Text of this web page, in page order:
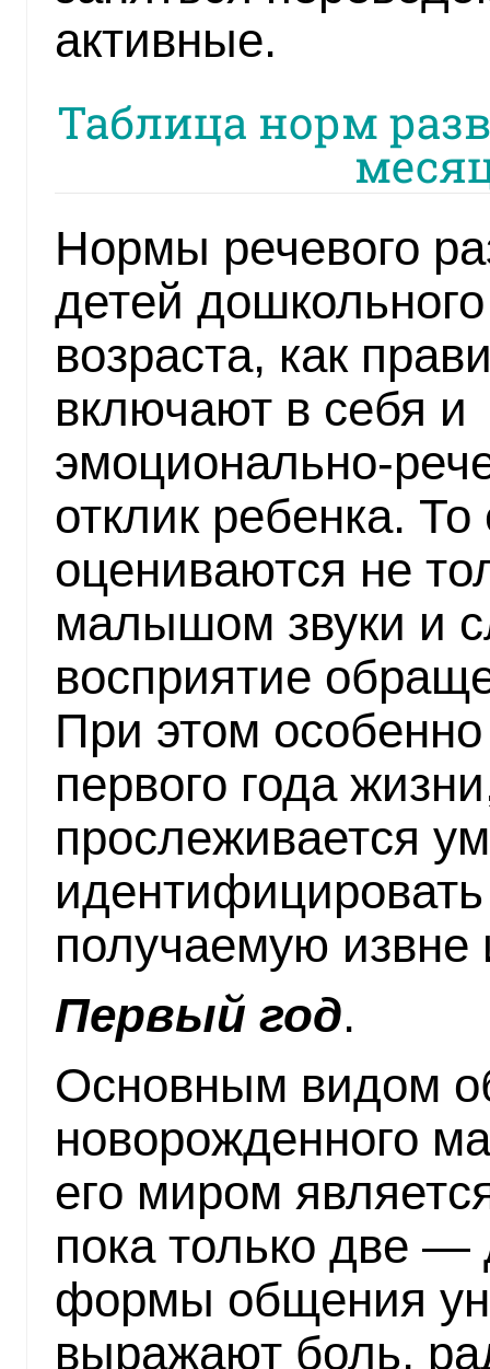
активные.
Таблица норм
Нормы речевого
детей дошкольного
возраста, как
включают в себя и
эмоционально-
отклик ребенка. То
оцениваются не
малышом звуки и
восприятие
При этом
первого года
прослеживается
получаемую
Первый год.
Основным видом
новорожденного
его миром
пока только две —
формы общения
выражают боль,